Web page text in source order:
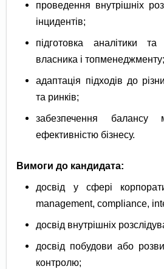
проведення внутрішніх
інцидентів;
підготовка аналітики
власника і топменеджменту;
адаптація підходів до
та ринків;
забезпечення
ефективністю бізнесу.
Вимоги до кандидата:
досвід у сфері
management, compliance,
досвід внутрішніх
досвід побудови або
контролю;